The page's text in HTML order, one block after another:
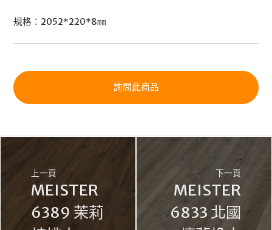
規格：2052*220*8㎜
詢問此商品
上一頁
MEISTER
6389 茉莉
下一頁
MEISTER
6833 北國